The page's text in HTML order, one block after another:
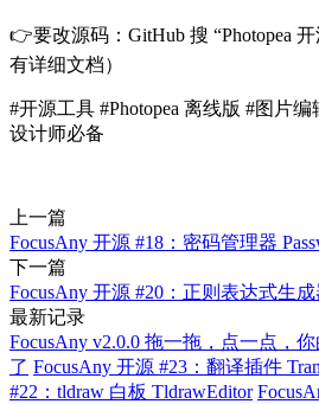
👉要改源码：GitHub 搜 “Photopea
有详细文档）
#开源工具 #Photopea 离线版 #图片
设计师必备
上一篇
FocusAny 开源 #18：密码管理器
下一篇
FocusAny 开源 #20：正则表达式生成
最新记录
FocusAny v2.0.0 拖一拖，点一点，
了 FocusAny 开源 #23：翻译插件
#22：tldraw 白板 TldrawEditor